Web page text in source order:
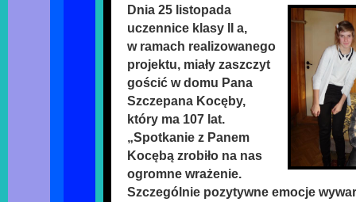
Dnia 25 listopada
uczennice klasy II a,
w ramach realizowanego
projektu, miały zaszczyt
gościć w domu Pana
Szczepana Kocęby,
który ma 107 lat.
„Spotkanie z Panem
Kocębą zrobiło na nas
ogromne wrażenie.
Szczególnie pozytywne emocje